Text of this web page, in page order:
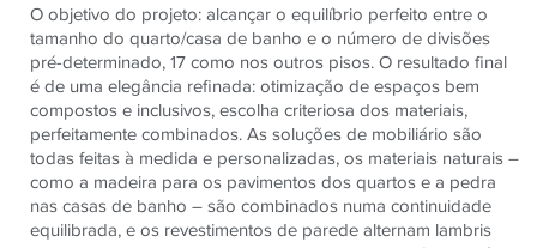
O objetivo do projeto: alcançar o equilíbrio perfeito entre o
tamanho do quarto/casa de banho e o número de divisões
pré-determinado, 17 como nos outros pisos. O resultado final
é de uma elegância refinada: otimização de espaços bem
compostos e inclusivos, escolha criteriosa dos materiais,
perfeitamente combinados. As soluções de mobiliário são
todas feitas à medida e personalizadas, os materiais naturais –
como a madeira para os pavimentos dos quartos e a pedra
nas casas de banho – são combinados numa continuidade
equilibrada, e os revestimentos de parede alternam lambris